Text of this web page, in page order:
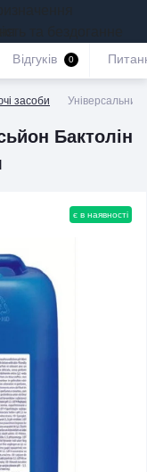
та бездоганне
засоби
Бактолін
Відгуків 0
є в наявності